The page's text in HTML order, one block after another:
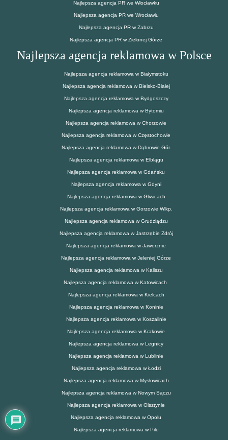
Najlepsza agencja PR we Włocławku
Najlepsza agencja PR we Wrocławiu
Najlepsza agencja PR w Zabrzu
Najlepsza agencja PR w Zielonej Górze
Najlepsza agencja reklamowa w Polsce
Najlepsza agencja reklamowa w Białymstoku
Najlepsza agencja reklamowa w Bielsko-Białej
Najlepsza agencja reklamowa w Bydgoszczy
Najlepsza agencja reklamowa w Bytomiu
Najlepsza agencja reklamowa w Chorzowie
Najlepsza agencja reklamowa w Częstochowie
Najlepsza agencja reklamowa w Dąbrowie Gór.
Najlepsza agencja reklamowa w Elblągu
Najlepsza agencja reklamowa w Gdańsku
Najlepsza agencja reklamowa w Gdyni
Najlepsza agencja reklamowa w Gliwicach
Najlepsza agencja reklamowa w Gorzowie Wlkp.
Najlepsza agencja reklamowa w Grudziądzu
Najlepsza agencja reklamowa w Jastrzębie Zdrój
Najlepsza agencja reklamowa w Jaworznie
Najlepsza agencja reklamowa w Jeleniej Górze
Najlepsza agencja reklamowa w Kaliszu
Najlepsza agencja reklamowa w Katowicach
Najlepsza agencja reklamowa w Kielcach
Najlepsza agencja reklamowa w Koninie
Najlepsza agencja reklamowa w Koszalinie
Najlepsza agencja reklamowa w Krakowie
Najlepsza agencja reklamowa w Legnicy
Najlepsza agencja reklamowa w Lublinie
Najlepsza agencja reklamowa w Łodzi
Najlepsza agencja reklamowa w Mysłowicach
Najlepsza agencja reklamowa w Nowym Sączu
Najlepsza agencja reklamowa w Olsztynie
Najlepsza agencja reklamowa w Opolu
Najlepsza agencja reklamowa w Pile